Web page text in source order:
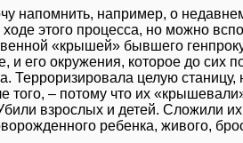
напомнить, например, о
этого процесса, но можно
«крышей» бывшего
и его окружения, которое до сих
Терроризировала целую
того, – потому что их
взрослых и детей. Сложили
ребенка, живого,